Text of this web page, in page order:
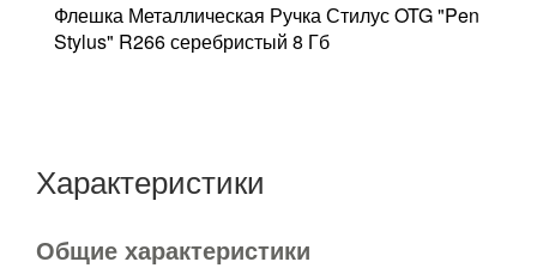
Флешка Металлическая Ручка Стилус OTG "Pen
Stylus" R266 серебристый 8 Гб
Характеристики
Общие характеристики